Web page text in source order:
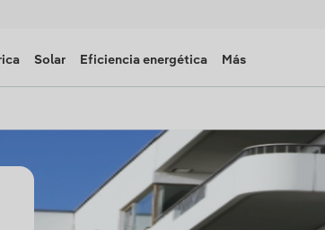
Solar Eficiencia energética Más